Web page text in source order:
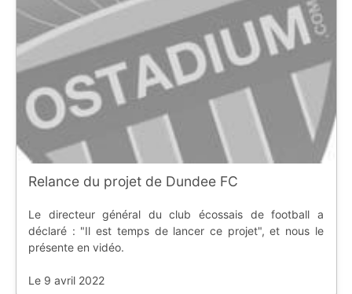
Relance du projet de Dundee FC
Le directeur général du club écossais de football a
déclaré : "Il est temps de lancer ce projet", et nous le
présente en vidéo.
Le 9 avril 2022